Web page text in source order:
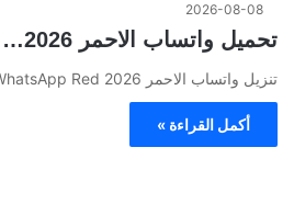
2026-08-08
تحميل واتساب الاحمر 2026…
تنزيل واتساب الاحمر 2026 WhatsApp Red برابط…
أكمل القراءة »